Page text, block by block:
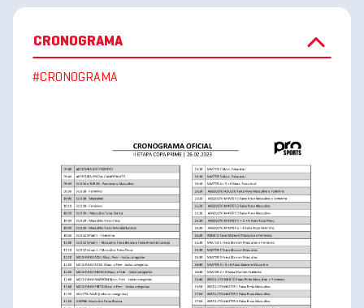
CRONOGRAMA
#CRONOGRAMA